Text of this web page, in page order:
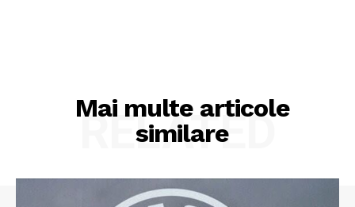
Mai multe articole
similare
RELATED